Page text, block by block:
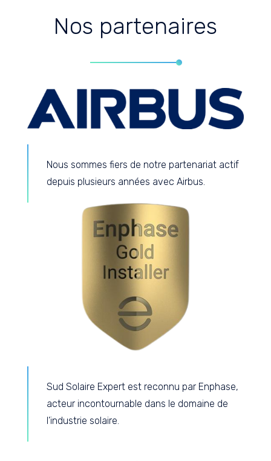
Nos partenaires
Nous sommes fiers de notre partenariat actif
depuis plusieurs années avec Airbus.
Sud Solaire Expert est reconnu par Enphase,
acteur incontournable dans le domaine de
l’industrie solaire.